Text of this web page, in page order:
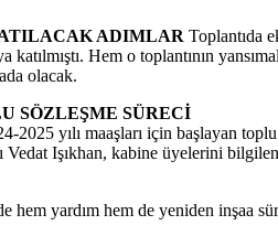
ADIMLAR Toplantıda
katılmıştı. Hem o toplantının
olacak.
SÖZLEŞME SÜRECİ
yılı maaşları için başlayan
Vedat Işıkhan, kabine üyelerini
hem yardım hem de yeniden inşaa